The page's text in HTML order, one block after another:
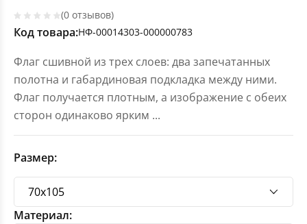
(0 отзывов)
Код товара:НФ-00014303-000000783
Флаг сшивной из трех слоев: два запечатанных
полотна и габардиновая подкладка между ними.
Флаг получается плотным, а изображение с обеих
сторон одинаково ярким ...
Размер:
Материал: